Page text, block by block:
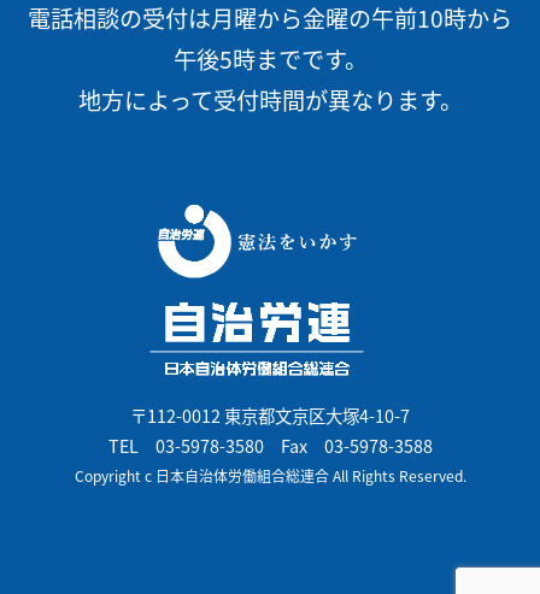
電話相談の受付は月曜から金曜の午前10時から
午後5時までです。
地方によって受付時間が異なります。
〒112-0012 東京都文京区大塚4-10-7
TEL 03-5978-3580Fax 03-5978-3588
Copyright c 日本自治体労働組合総連合 All Rights Reserved.